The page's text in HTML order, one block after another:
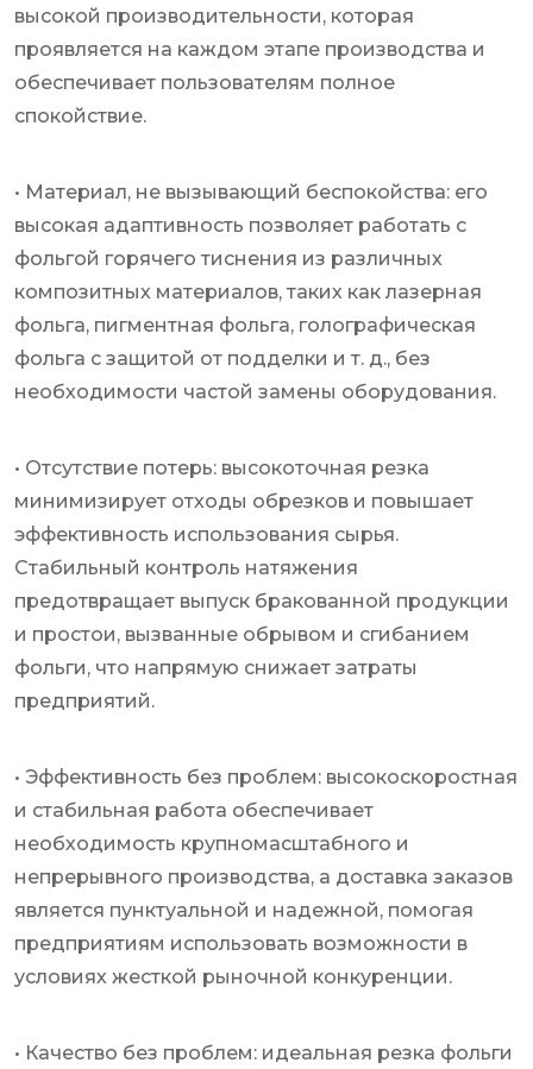
высокой производительности, которая
проявляется на каждом этапе производства и
обеспечивает пользователям полное
спокойствие.
• Материал, не вызывающий беспокойства: его
высокая адаптивность позволяет работать с
фольгой горячего тиснения из различных
композитных материалов, таких как лазерная
фольга, пигментная фольга, голографическая
фольга с защитой от подделки и т. д., без
необходимости частой замены оборудования.
• Отсутствие потерь: высокоточная резка
минимизирует отходы обрезков и повышает
эффективность использования сырья.
Стабильный контроль натяжения
предотвращает выпуск бракованной продукции
и простои, вызванные обрывом и сгибанием
фольги, что напрямую снижает затраты
предприятий.
• Эффективность без проблем: высокоскоростная
и стабильная работа обеспечивает
необходимость крупномасштабного и
непрерывного производства, а доставка заказов
является пунктуальной и надежной, помогая
предприятиям использовать возможности в
условиях жесткой рыночной конкуренции.
• Качество без проблем: идеальная резка фольги